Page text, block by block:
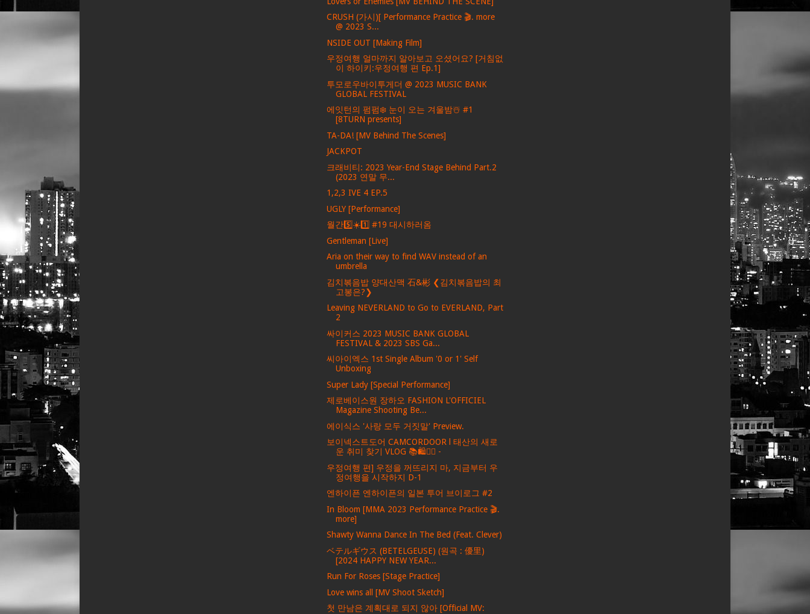
CRUSH (가시)[ Performance Practice 🎬. more
@ 2023 S...
NSIDE OUT [Making Film]
우정여행 얼마까지 알아보고 오셨어요? [거침없
이 하이키:우정여행 편 Ep.1]
투모로우바이투게더 @ 2023 MUSIC BANK
GLOBAL FESTIVAL
에잇턴의 펌펌❄️ 눈이 오는 겨울밤☃️ #1
[8TURN presents]
TA-DA! [MV Behind The Scenes]
JACKPOT
크래비티: 2023 Year-End Stage Behind Part.2
(2023 연말 무...
1,2,3 IVE 4 EP.5
UGLY [Performance]
월간5️⃣☀️1️⃣ #19 대시하러옴
Gentleman [Live]
Aria on their way to find WAV instead of an
umbrella
김치볶음밥 양대산맥 石&彬 ❮김치볶음밥의 최
고봉은?❯
Leaving NEVERLAND to Go to EVERLAND, Part
2
싸이커스 2023 MUSIC BANK GLOBAL
FESTIVAL & 2023 SBS Ga...
씨아이엑스 1st Single Album '0 or 1' Self
Unboxing
Super Lady [Special Performance]
제로베이스원 장하오 FASHION L'OFFICIEL
Magazine Shooting Be...
에이식스 '사랑 모두 거짓말' Preview.
보이넥스트도어 CAMCORDOOR l 태산의 새로
운 취미 찾기 VLOG 📚🛍️🏄‍♂️ -
우정여행 편] 우정을 꺼뜨리지 마, 지금부터 우
정여행을 시작하지 D-1
엔하이픈 엔하이픈의 일본 투어 브이로그 #2
In Bloom [MMA 2023 Performance Practice 🎬.
more]
Shawty Wanna Dance In The Bed (Feat. Clever)
ベテルギウス (BETELGEUSE) (원곡 : 優里)
[2024 HAPPY NEW YEAR...
Run For Roses [Stage Practice]
Love wins all [MV Shoot Sketch]
첫 만남은 계획대로 되지 않아 [Official MV: